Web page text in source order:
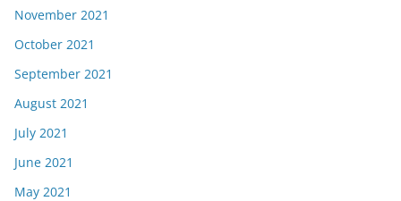
November 2021
October 2021
September 2021
August 2021
July 2021
June 2021
May 2021